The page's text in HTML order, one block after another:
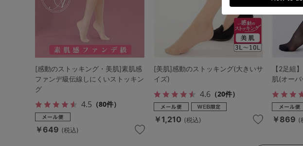
[感動のストッキング・美肌]素肌感
ファンデ級伝線しにくいストッキン
グ
4.5 （80件）
￥649 (税込)
[美肌]感動のストッキング(大きいサ
イズ)
4.6（20件）
￥1,210 (税込)
【2足組
肌(オー
￥869 (